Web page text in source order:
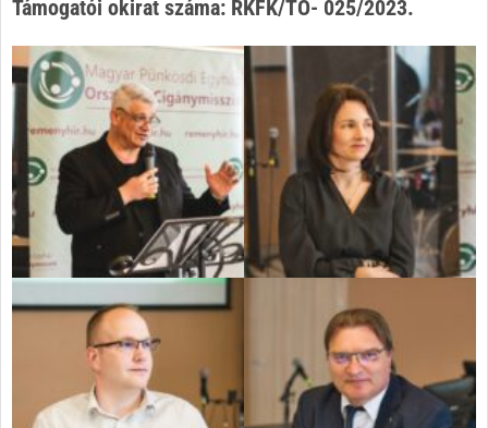
Támogatói okirat száma: RKFK/TO- 025/2023.